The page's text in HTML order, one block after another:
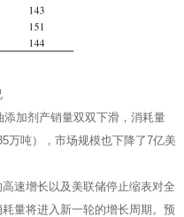
加剂产销量双双下滑，消耗量
万吨），市场规模也下降了7亿美
速增长以及美联储停止缩表对全
量将进入新一轮的增长周期。预